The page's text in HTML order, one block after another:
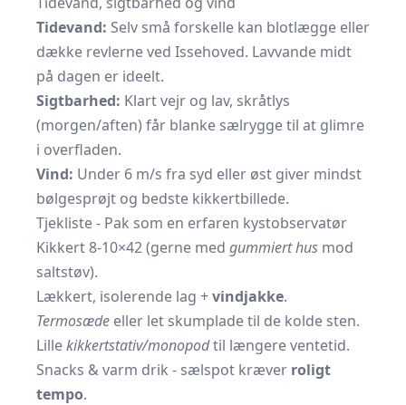
Tidevand: Selv små forskelle kan blotlægge eller
dække revlerne ved Issehoved. Lavvande midt
på dagen er ideelt.
Sigtbarhed: Klart vejr og lav, skråtlys
(morgen/aften) får blanke sælrygge til at glimre
i overfladen.
Vind: Under 6 m/s fra syd eller øst giver mindst
bølgesprøjt og bedste kikkertbillede.
Tjekliste - Pak som en erfaren kystobservatør
Kikkert 8-10×42 (gerne med gummiert hus mod
saltstøv).
Lækkert, isolerende lag +vindjakke.
Termosæde eller let skumplade til de kolde sten.
Lillekikkertstativ/monopodtil længere ventetid.
Snacks & varm drik - sælspot kræver roligt
tempo.